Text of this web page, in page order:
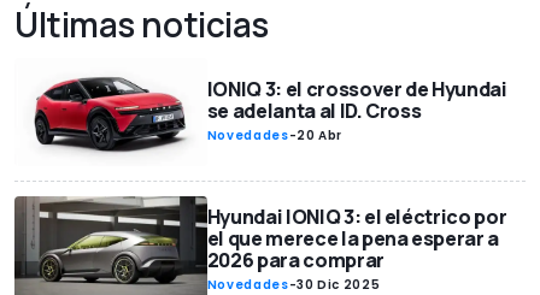
Últimas noticias
IONIQ 3: el crossover de Hyundai
se adelanta al ID. Cross
Novedades-20 Abr
Hyundai IONIQ 3: el eléctrico por
el que merece la pena esperar a
2026 para comprar
Novedades-30 Dic 2025